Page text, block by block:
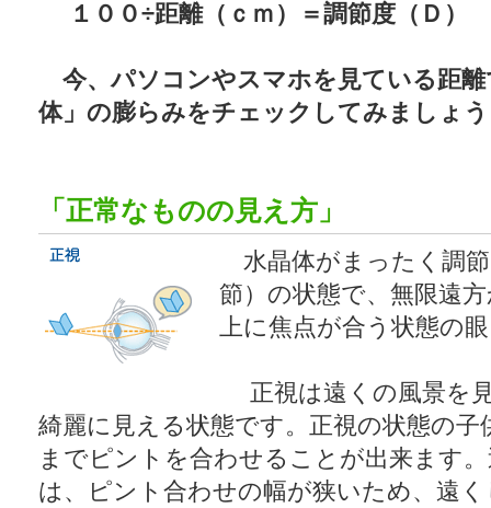
１００÷距離（ｃｍ）＝調節度（Ｄ）
今、パソコンやスマホを見ている距離
体」の膨らみをチェックしてみましょう
「正常なものの見え方」
水晶体がまったく調
節）の状態で、無限遠
上に焦点が合う状態の
正視は遠くの風景を
綺麗に見える状態です。正視の状態の
までピントを合わせることが出来ます
は、ピント合わせの幅が狭いため、遠